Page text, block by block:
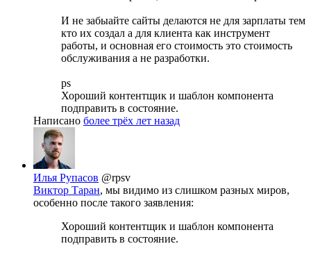
И не забыайте сайты делаются не для зарплаты тем
кто их создал а для клиента как инструмент
работы, и основная его стоимость это стоимость
обслуживания а не разработки.
ps
Хороший контентщик и шаблон компонента
подправить в состояние.
Написано более трёх лет назад
Илья Рупасов @rpsv
Виктор Таран, мы видимо из слишком разных миров,
особенно после такого заявления:
Хороший контентщик и шаблон компонента
подправить в состояние.